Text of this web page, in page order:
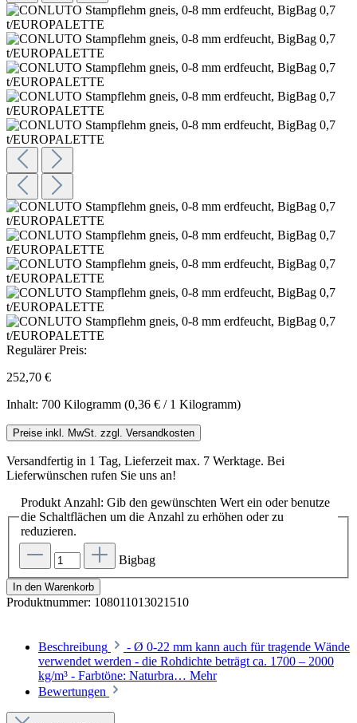
Regulärer Preis:
252,70 €
Inhalt: 700 Kilogramm (0,36 € / 1 Kilogramm)
Preise inkl. MwSt. zzgl. Versandkosten
Versandfertig in 1 Tag, Lieferzeit max. 7 Werktage. Bei
Lieferwünschen rufen Sie uns an!
Produkt Anzahl: Gib den gewünschten Wert ein oder benutze
die Schaltflächen um die Anzahl zu erhöhen oder zu
reduzieren.
Bigbag
In den Warenkorb
Produktnummer: 108011013021510
Beschreibung
- Ø 0-22 mm kann auch für tragende Wände
verwendet werden - die Rohdichte beträgt ca. 1700 – 2000
kg/m³ - Farbtöne: Naturbra… Mehr
Bewertungen